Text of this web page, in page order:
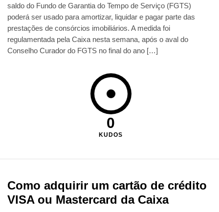
saldo do Fundo de Garantia do Tempo de Serviço (FGTS)
poderá ser usado para amortizar, liquidar e pagar parte das
prestações de consórcios imobiliários. A medida foi
regulamentada pela Caixa nesta semana, após o aval do
Conselho Curador do FGTS no final do ano […]
0
KUDOS
Como adquirir um cartão de crédito
VISA ou Mastercard da Caixa